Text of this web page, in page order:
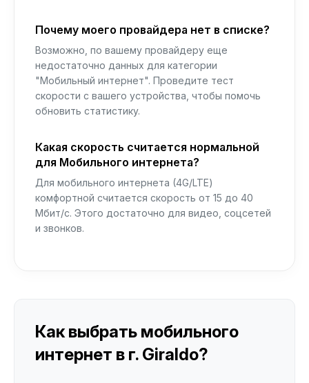
Почему моего провайдера нет в списке?
Возможно, по вашему провайдеру еще
недостаточно данных для категории
"Мобильный интернет". Проведите тест
скорости с вашего устройства, чтобы помочь
обновить статистику.
Какая скорость считается нормальной
для Мобильного интернета?
Для мобильного интернета (4G/LTE)
комфортной считается скорость от 15 до 40
Мбит/с. Этого достаточно для видео, соцсетей
и звонков.
Как выбрать мобильного
интернет в г. Giraldo?